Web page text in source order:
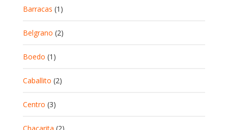
Barracas (1)
Belgrano (2)
Boedo (1)
Caballito (2)
Centro (3)